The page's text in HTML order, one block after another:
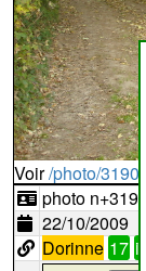
Voir/photo/
photo n+31900
22/10/2009
Dorinne 17 i4